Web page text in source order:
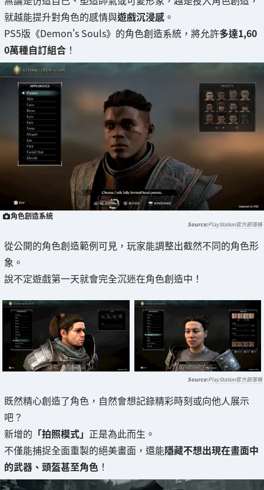
就越能提升對角色的感情與遊戲沉浸感 。
PS5版《Demon's Souls》的角色創造系統，將允許多達1,60
0萬種自訂組合 ！
角色創造系統
PlayStation官方部落格
從公開的角色創造範例可見，玩家能調整出截然不同的角色形
象。
說不定遊戲第一天就會完全沉迷在角色創造中！
PlayStation官方部落格
既然精心創造了角色，自然會想記錄精彩時刻或向他人展示
吧？
新增的 「拍照模式」 正是為此而生。
不僅能捕捉全面重製的絕美畫面，還能隱藏不想出現在畫面中
的武器、頭盔甚至角色 ！